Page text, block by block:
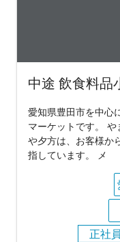
中途 飲食料品
愛知県豊田市を中心
マーケットです。
や夕方は、お客様か
指しています。 メ
正社員